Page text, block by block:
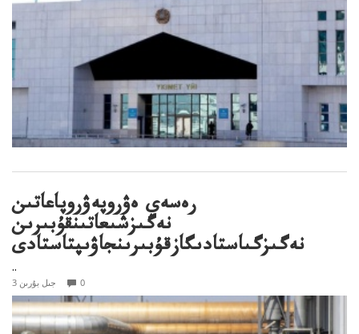
رەسەي ەۋروپەۋروپاعاتىن
نەگىزشىعاتىنقۇبىرىن
نەگىزگىاستادىگازقۇبىرىنجاۋىپتاستادى
..
3 جىل بۇرىن 0